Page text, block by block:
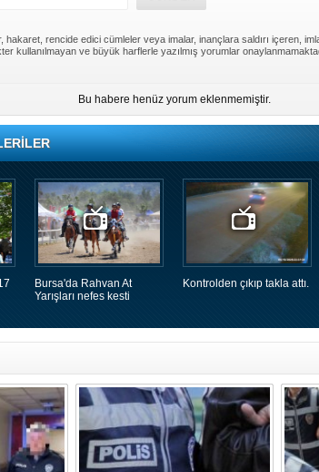
hakaret, rencide edici cümleler veya imalar, inançlara saldırı içeren, imla
kullanılmayan ve büyük harflerle yazılmış yorumlar
Bu habere henüz yorum eklenmemiştir.
Bursa'da Rahvan At
Yarışları nefes kesti
Kontrolden çıkıp takla attı.